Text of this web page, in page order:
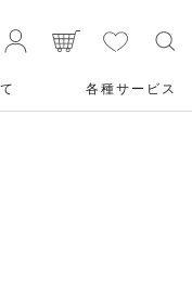
各種サービス